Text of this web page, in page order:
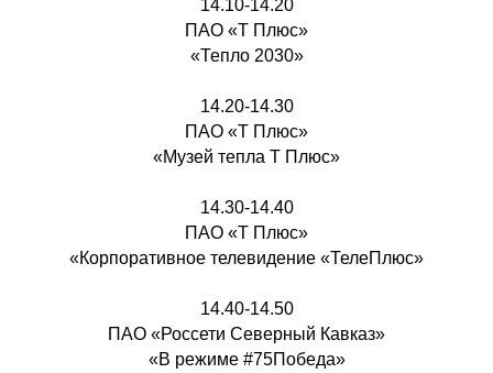
14.10-14.20
ПАО «Т Плюс»
«Тепло 2030»
14.20-14.30
ПАО «Т Плюс»
«Музей тепла Т Плюс»
14.30-14.40
ПАО «Т Плюс»
«Корпоративное телевидение «ТелеПлюс»
14.40-14.50
ПАО «Россети Северный Кавказ»
«В режиме #75Победа»